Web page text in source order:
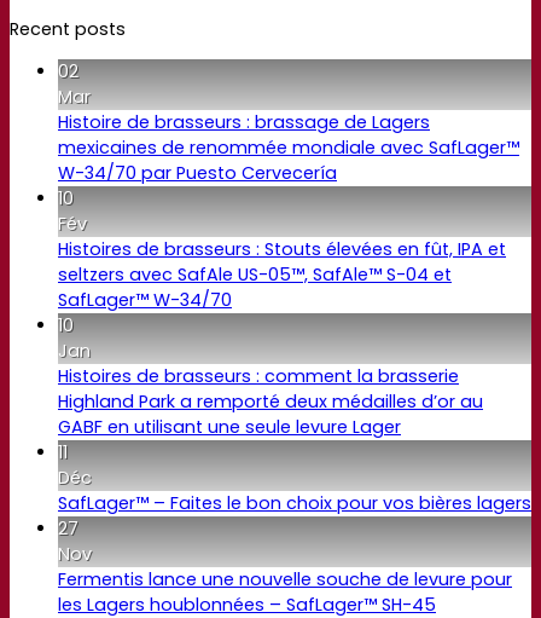
Recent posts
02
Mar
Histoire de brasseurs : brassage de Lagers
mexicaines de renommée mondiale avec SafLager™
W-34/70 par Puesto Cervecería
10
Fév
Histoires de brasseurs : Stouts élevées en fût, IPA et
seltzers avec SafAle US-05™, SafAle™ S-04 et
SafLager™ W-34/70
10
Jan
Histoires de brasseurs : comment la brasserie
Highland Park a remporté deux médailles d’or au
GABF en utilisant une seule levure Lager
11
Déc
SafLager™ – Faites le bon choix pour vos bières lagers
27
Nov
Fermentis lance une nouvelle souche de levure pour
les Lagers houblonnées – SafLager™ SH-45